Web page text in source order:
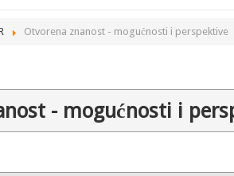
Otvorena znanost - mogućnosti i perspektive
- mogućnosti i